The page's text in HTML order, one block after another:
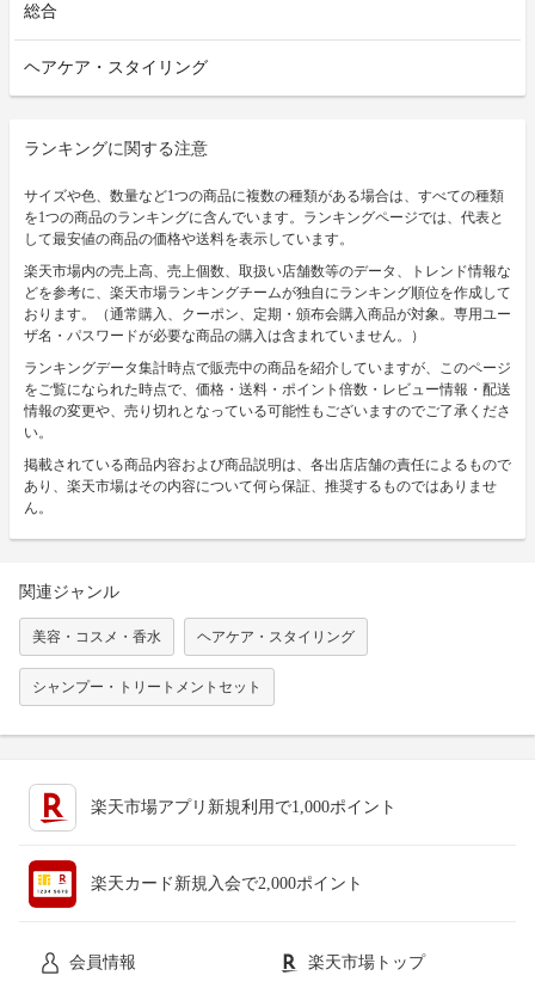
総合
ヘアケア・スタイリング
ランキングに関する注意
サイズや色、数量など1つの商品に複数の種類がある場合は、すべての種類
を1つの商品のランキングに含んでいます。ランキングページでは、代表と
して最安値の商品の価格や送料を表示しています。
楽天市場内の売上高、売上個数、取扱い店舗数等のデータ、トレンド情報な
どを参考に、楽天市場ランキングチームが独自にランキング順位を作成して
おります。（通常購入、クーポン、定期・頒布会購入商品が対象。専用ユー
ザ名・パスワードが必要な商品の購入は含まれていません。）
ランキングデータ集計時点で販売中の商品を紹介していますが、このページ
をご覧になられた時点で、価格・送料・ポイント倍数・レビュー情報・配送
情報の変更や、売り切れとなっている可能性もございますのでご了承くださ
い。
掲載されている商品内容および商品説明は、各出店店舗の責任によるもので
あり、楽天市場はその内容について何ら保証、推奨するものではありませ
ん。
関連ジャンル
美容・コスメ・香水 ヘアケア・スタイリング
シャンプー・トリートメントセット
楽天市場アプリ新規利用で1,000ポイント
楽天カード新規入会で2,000ポイント
会員情報 楽天市場トップ